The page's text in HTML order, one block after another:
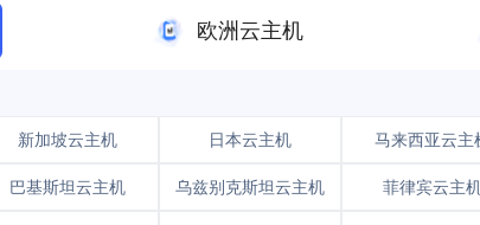
欧洲云主机
新加坡云主机 日本云主机 马来西亚云主
巴基斯坦云主机 乌兹别克斯坦云主机 菲律宾云主